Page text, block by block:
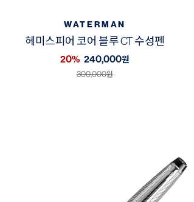
WATERMAN
헤미스피어 코어 블루 CT 수성펜
20% 240,000원
300,000원